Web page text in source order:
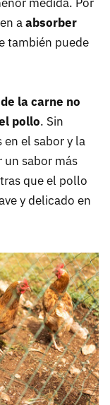
aabsorber
también puede
la carne no
pollo. Sin
en el sabor y la
sabor más
que el pollo
y delicado en